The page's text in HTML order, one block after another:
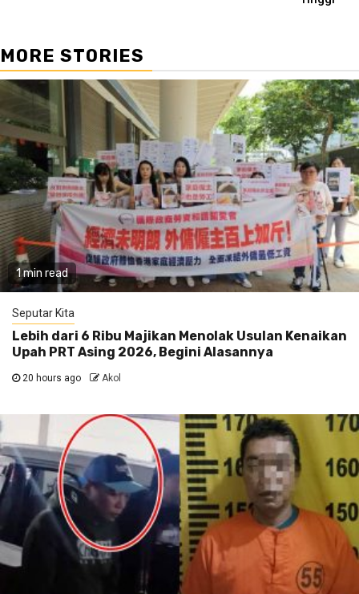
MORE STORIES
1 min read
Seputar Kita
Lebih dari 6 Ribu Majikan Menolak Usulan Kenaikan
Upah PRT Asing 2026, Begini Alasannya
20 hours ago Akol